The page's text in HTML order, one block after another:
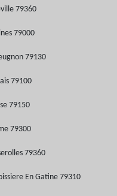
79360
79000
79130
79100
79150
79300
79360
En Gatine 79310